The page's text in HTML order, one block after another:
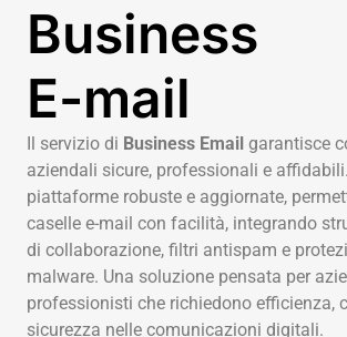
Business
E-mail
Il servizio di Business Email garantisce
aziendali sicure, professionali e
piattaforme robuste e aggiornate,
caselle e-mail con facilità, integrando
di collaborazione, filtri antispam e
malware. Una soluzione pensata per
professionisti che richiedono efficienza,
sicurezza nelle comunicazioni digitali.